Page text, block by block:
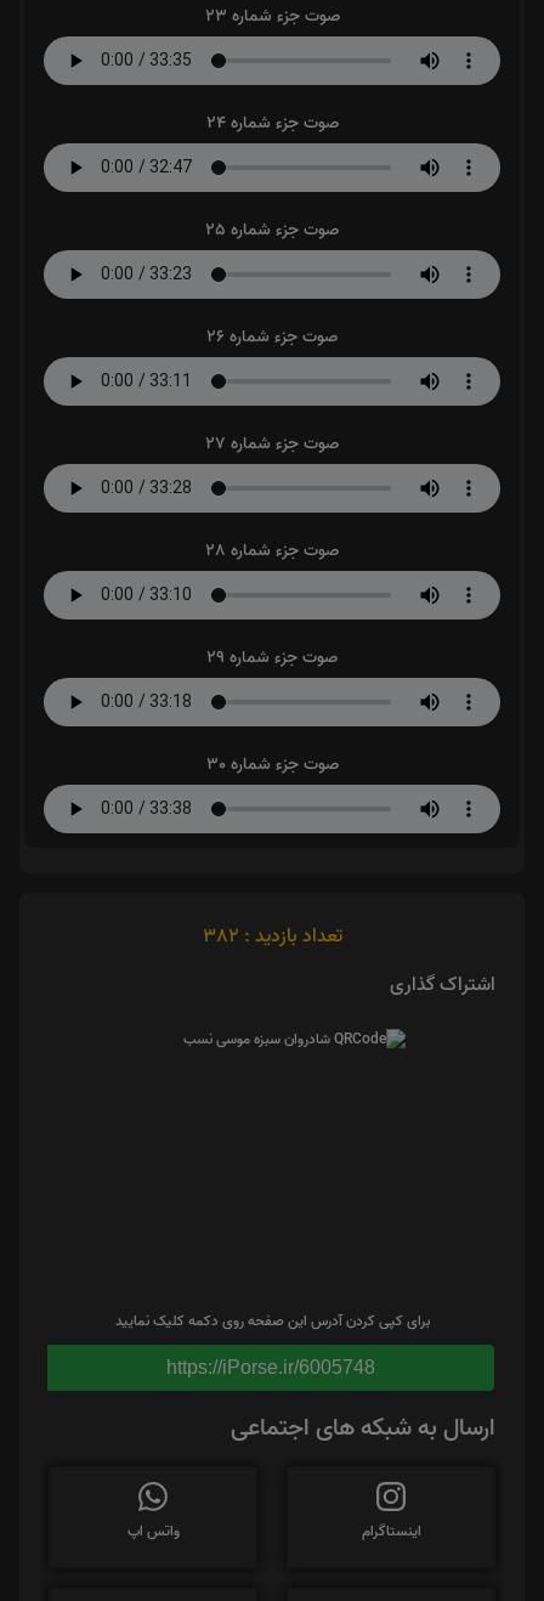
صوت جزء شماره 23
صوت جزء شماره 24
صوت جزء شماره 25
صوت جزء شماره 26
صوت جزء شماره 27
صوت جزء شماره 28
صوت جزء شماره 29
صوت جزء شماره 30
تعداد بازدید : 382
اشتراک گذاری
برای کپی کردن آدرس این صفحه روی دکمه کلیک نمایید
https://iPorse.ir/6005748
ارسال به شبکه های اجتماعی
اینستاگرام واتس اپ